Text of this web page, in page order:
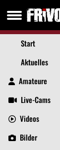
Start
Aktuelles
Amateure
Live-Cams
Videos
Bilder
GundulaGeil